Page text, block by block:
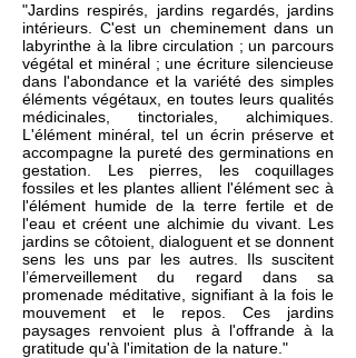
"Jardins respirés, jardins regardés, jardins
intérieurs. C'est un cheminement dans un
labyrinthe à la libre circulation ; un parcours
végétal et minéral ; une écriture silencieuse
dans l'abondance et la variété des simples
éléments végétaux, en toutes leurs qualités
médicinales, tinctoriales, alchimiques.
L'élément minéral, tel un écrin préserve et
accompagne la pureté des germinations en
gestation. Les pierres, les coquillages
fossiles et les plantes allient l'élément sec à
l'élément humide de la terre fertile et de
l'eau et créent une alchimie du vivant. Les
jardins se côtoient, dialoguent et se donnent
sens les uns par les autres. Ils suscitent
l’émerveillement du regard dans sa
promenade méditative, signifiant à la fois le
mouvement et le repos. Ces jardins
paysages renvoient plus à l'offrande à la
gratitude qu'à l'imitation de la nature."